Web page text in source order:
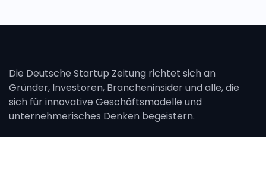
Die Deutsche Startup Zeitung richtet sich an
Gründer, Investoren, Brancheninsider und alle, die
sich für innovative Geschäftsmodelle und
unternehmerisches Denken begeistern.